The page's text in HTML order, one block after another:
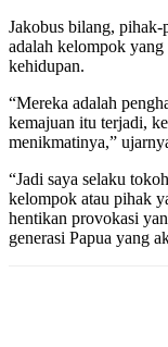
Jakobus bilang,
adalah kelompok
kehidupan.
“Mereka adalah
kemajuan itu terjadi,
menikmatinya,”
“Jadi saya selaku
kelompok atau pihak
hentikan provokasi
generasi Papua yang